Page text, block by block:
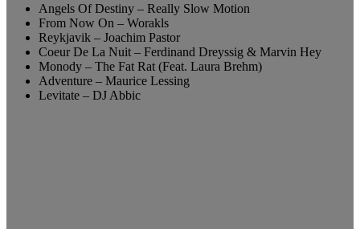
Angels Of Destiny – Really Slow Motion
From Now On – Worakls
Reykjavik – Joachim Pastor
Coeur De La Nuit – Ferdinand Dreyssig & Marvin Hey
Monody – The Fat Rat (Feat. Laura Brehm)
Adventure – Maurice Lessing
Levitate – DJ Abbic